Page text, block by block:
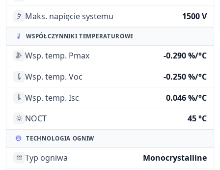
Maks. napięcie systemu
1500 V
WSPÓŁCZYNNIKI TEMPERATUROWE
Wsp. temp. Pmax
-0.290 %/°C
Wsp. temp. Voc
-0.250 %/°C
Wsp. temp. Isc
0.046 %/°C
NOCT
45 °C
TECHNOLOGIA OGNIW
Typ ogniwa
Monocrystalline